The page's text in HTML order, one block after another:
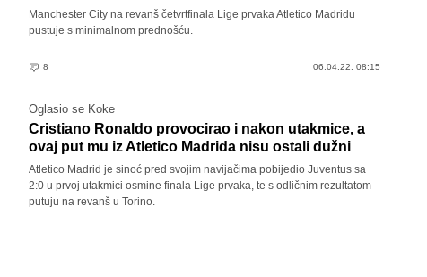
Manchester City na revanš četvrtfinala Lige prvaka Atletico Madridu
pustuje s minimalnom prednošću.
8 06.04.22. 08:15
Oglasio se Koke
Cristiano Ronaldo provocirao i nakon utakmice, a
ovaj put mu iz Atletico Madrida nisu ostali dužni
Atletico Madrid je sinoć pred svojim navijačima pobijedio Juventus sa
2:0 u prvoj utakmici osmine finala Lige prvaka, te s odličnim rezultatom
putuju na revanš u Torino.